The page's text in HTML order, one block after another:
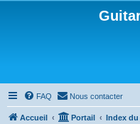
FAQ Nous contacter
Accueil Portail Index